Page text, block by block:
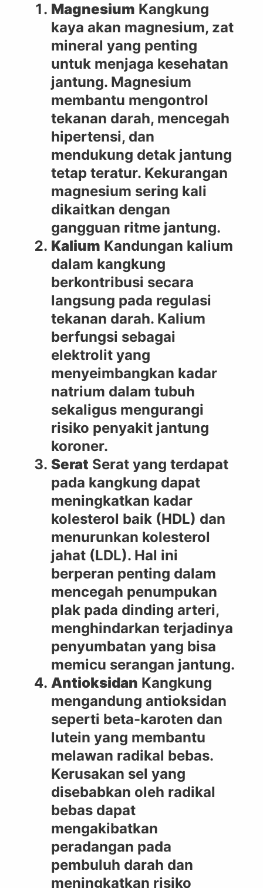
Magnesium Kangkung
kaya akan magnesium, zat
mineral yang penting
untuk menjaga kesehatan
jantung. Magnesium
membantu mengontrol
tekanan darah, mencegah
hipertensi, dan
mendukung detak jantung
tetap teratur. Kekurangan
magnesium sering kali
dikaitkan dengan
gangguan ritme jantung.
Kalium Kandungan kalium
dalam kangkung
berkontribusi secara
langsung pada regulasi
tekanan darah. Kalium
berfungsi sebagai
elektrolit yang
menyeimbangkan kadar
natrium dalam tubuh
sekaligus mengurangi
risiko penyakit jantung
koroner.
Serat Serat yang terdapat
pada kangkung dapat
meningkatkan kadar
kolesterol baik (HDL) dan
menurunkan kolesterol
jahat (LDL). Hal ini
berperan penting dalam
mencegah penumpukan
plak pada dinding arteri,
menghindarkan terjadinya
penyumbatan yang bisa
memicu serangan jantung.
Antioksidan Kangkung
mengandung antioksidan
seperti beta-karoten dan
lutein yang membantu
melawan radikal bebas.
Kerusakan sel yang
disebabkan oleh radikal
bebas dapat
mengakibatkan
peradangan pada
pembuluh darah dan
meningkatkan risiko